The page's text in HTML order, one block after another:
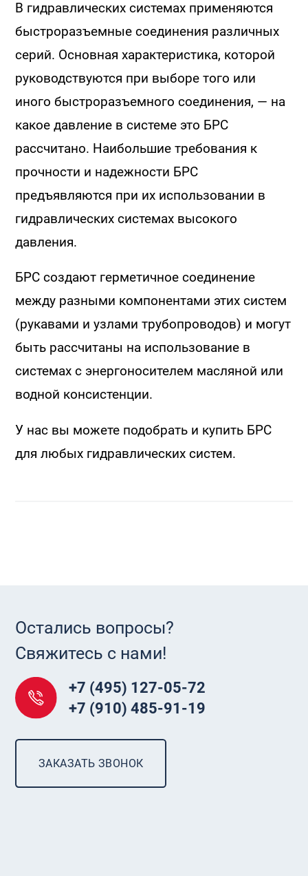
В гидравлических системах применяются
быстроразъемные соединения различных
серий. Основная характеристика, которой
руководствуются при выборе того или
иного быстроразъемного соединения, — на
какое давление в системе это БРС
рассчитано. Наибольшие требования к
прочности и надежности БРС
предъявляются при их использовании в
гидравлических системах высокого
давления.
БРС создают герметичное соединение
между разными компонентами этих систем
(рукавами и узлами трубопроводов) и могут
быть рассчитаны на использование в
системах с энергоносителем масляной или
водной консистенции.
У нас вы можете подобрать и купить БРС
для любых гидравлических систем.
Остались вопросы?
Свяжитесь с нами!
+7 (495) 127-05-72
+7 (910) 485-91-19
ЗАКАЗАТЬ ЗВОНОК